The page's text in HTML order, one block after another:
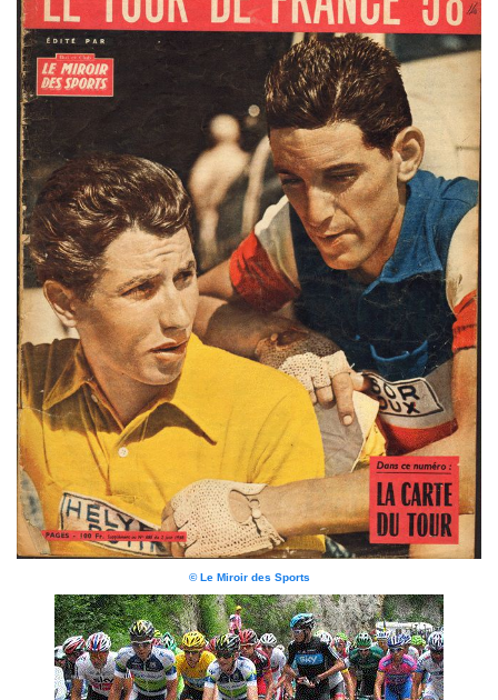
© Le Miroir des Sports